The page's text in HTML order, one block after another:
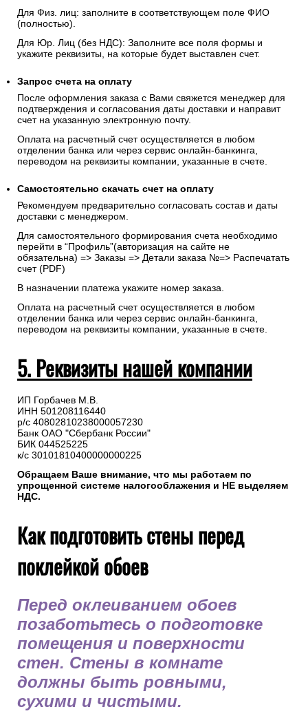
Для Физ. лиц: заполните в соответствующем поле ФИО
(полностью).
Для Юр. Лиц (без НДС): Заполните все поля формы и
укажите реквизиты, на которые будет выставлен счет.
Запрос счета на оплату
После оформления заказа с Вами свяжется менеджер для
подтверждения и согласования даты доставки и направит
счет на указанную электронную почту.
Оплата на расчетный счет осуществляется в любом
отделении банка или через сервис онлайн-банкинга,
переводом на реквизиты компании, указанные в счете.
Самостоятельно скачать счет на оплату
Рекомендуем предварительно согласовать состав и даты
доставки с менеджером.
Для самостоятельного формирования счета необходимо
перейти в “Профиль”(авторизация на сайте не
обязательна) => Заказы => Детали заказа №=> Распечатать
счет (PDF)
В назначении платежа укажите номер заказа.
Оплата на расчетный счет осуществляется в любом
отделении банка или через сервис онлайн-банкинга,
переводом на реквизиты компании, указанные в счете.
5. Реквизиты нашей компании
ИП Горбачев М.В.
ИНН 501208116440
р/с 40802810238000057230
Банк ОАО "Сбербанк России"
БИК 044525225
к/с 30101810400000000225
Обращаем Ваше внимание, что мы работаем по
упрощенной системе налогооблажения и НЕ выделяем
НДС.
Как подготовить стены перед
поклейкой обоев
Перед оклеиванием обоев
позаботьтесь о подготовке
помещения и поверхности
стен. Стены в комнате
должны быть ровными,
сухими и чистыми.